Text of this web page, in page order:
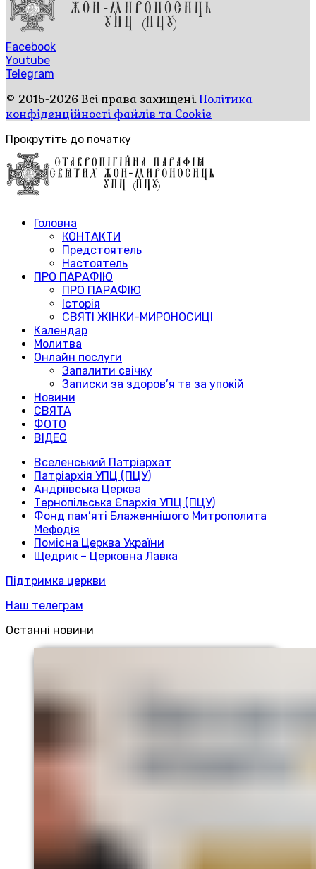
Facebook
Youtube
Telegram
© 2015-2026 Всі права захищені.Політика
конфіденційності файлів та Cookie
Прокрутіть до початку
Головна
КОНТАКТИ
Предстоятель
Настоятель
ПРО ПАРАФІЮ
ПРО ПАРАФІЮ
Історія
СВЯТІ ЖІНКИ-МИРОНОСИЦІ
Календар
Молитва
Онлайн послуги
Запалити свічку
Записки за здоров’я та за упокій
Новини
СВЯТА
ФОТО
ВІДЕО
Вселенський Патріархат
Патріархія УПЦ (ПЦУ)
Андріївська Церква
Тернопільська Єпархія УПЦ (ПЦУ)
Фонд пам’яті Блаженнішого Митрополита
Мефодія
Помісна Церква України
Щедрик – Церковна Лавка
Підтримка церкви
Наш телеграм
Останні новини